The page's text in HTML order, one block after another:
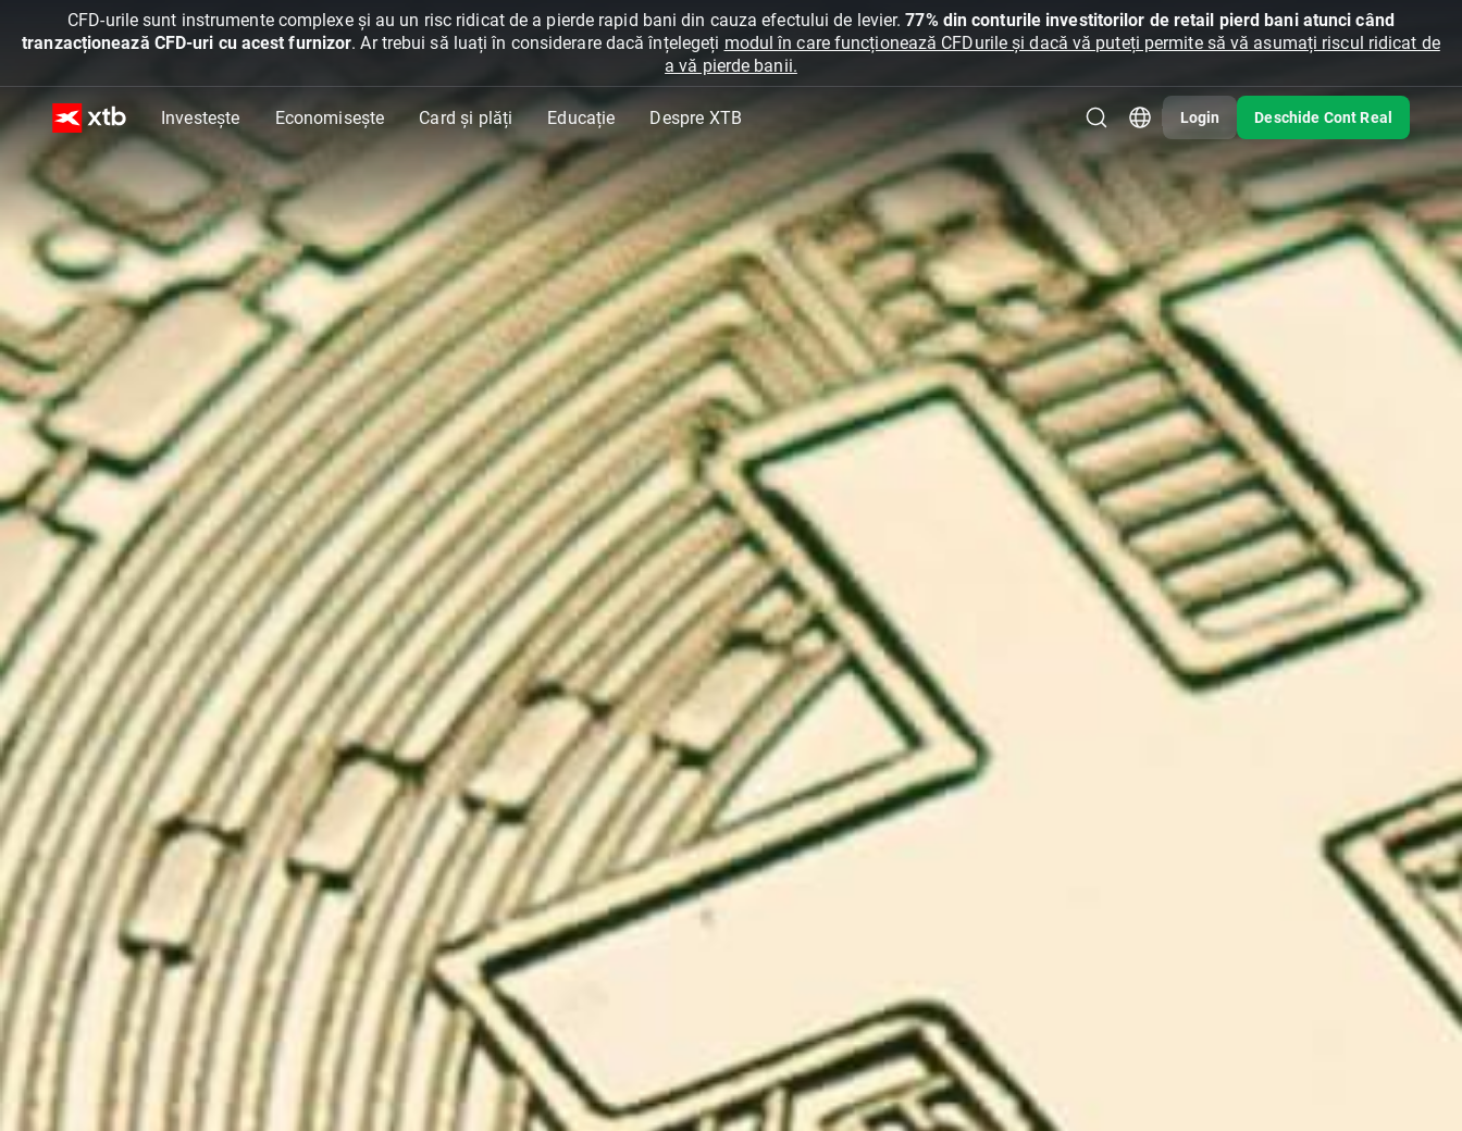
CFD-urile sunt instrumente complexe și au un risc ridicat de a pierde rapid bani din cauza efectului de levier.77% din conturile investitorilor de retail pierd bani atunci când
tranzacționează CFD-uri cu acest furnizor. Ar trebui să luați în considerare dacă înțelegeți modul în care funcționează CFDurile și dacă vă puteți permite să vă asumați riscul ridicat de
a vă pierde banii.
Investește Economisește Card și plăți Educație Despre XTB Login Deschide Cont Real